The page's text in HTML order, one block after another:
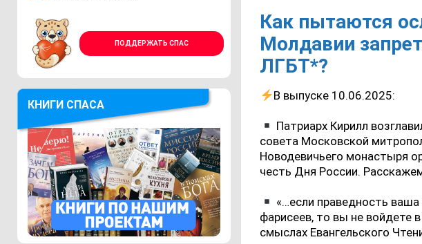
ПОДДЕРЖАТЬ СПАС
КНИГИ СПАСА
Как пытаются
Молдавии
ЛГБТ*?
В выпуске 10.06.2025:
Патриарх Кирилл
совета Московской
Новодевичьего монастыря
честь Дня России.
«…если праведность
фарисеев, то вы не войдете
смыслах Евангельского